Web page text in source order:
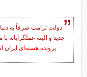
دولت ترامپ صرفاً به
جدید و البته عملگرایانه
پرونده هسته‌ای ایران